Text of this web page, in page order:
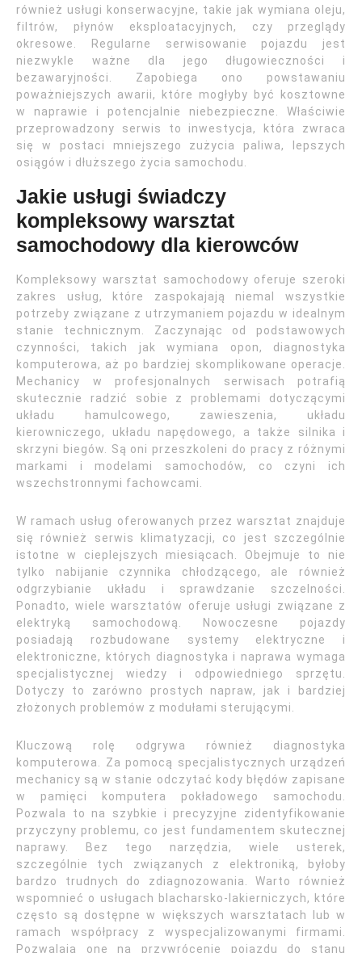
również usługi konserwacyjne, takie jak wymiana oleju,
filtrów, płynów eksploatacyjnych, czy przeglądy
okresowe. Regularne serwisowanie pojazdu jest
niezwykle ważne dla jego długowieczności i
bezawaryjności. Zapobiega ono powstawaniu
poważniejszych awarii, które mogłyby być kosztowne
w naprawie i potencjalnie niebezpieczne. Właściwie
przeprowadzony serwis to inwestycja, która zwraca
się w postaci mniejszego zużycia paliwa, lepszych
osiągów i dłuższego życia samochodu.
Jakie usługi świadczy
kompleksowy warsztat
samochodowy dla kierowców
Kompleksowy warsztat samochodowy oferuje szeroki
zakres usług, które zaspokajają niemal wszystkie
potrzeby związane z utrzymaniem pojazdu w idealnym
stanie technicznym. Zaczynając od podstawowych
czynności, takich jak wymiana opon, diagnostyka
komputerowa, aż po bardziej skomplikowane operacje.
Mechanicy w profesjonalnych serwisach potrafią
skutecznie radzić sobie z problemami dotyczącymi
układu hamulcowego, zawieszenia, układu
kierowniczego, układu napędowego, a także silnika i
skrzyni biegów. Są oni przeszkoleni do pracy z różnymi
markami i modelami samochodów, co czyni ich
wszechstronnymi fachowcami.
W ramach usług oferowanych przez warsztat znajduje
się również serwis klimatyzacji, co jest szczególnie
istotne w cieplejszych miesiącach. Obejmuje to nie
tylko nabijanie czynnika chłodzącego, ale również
odgrzybianie układu i sprawdzanie szczelności.
Ponadto, wiele warsztatów oferuje usługi związane z
elektryką samochodową. Nowoczesne pojazdy
posiadają rozbudowane systemy elektryczne i
elektroniczne, których diagnostyka i naprawa wymaga
specjalistycznej wiedzy i odpowiedniego sprzętu.
Dotyczy to zarówno prostych napraw, jak i bardziej
złożonych problemów z modułami sterującymi.
Kluczową rolę odgrywa również diagnostyka
komputerowa. Za pomocą specjalistycznych urządzeń
mechanicy są w stanie odczytać kody błędów zapisane
w pamięci komputera pokładowego samochodu.
Pozwala to na szybkie i precyzyjne zidentyfikowanie
przyczyny problemu, co jest fundamentem skutecznej
naprawy. Bez tego narzędzia, wiele usterek,
szczególnie tych związanych z elektroniką, byłoby
bardzo trudnych do zdiagnozowania. Warto również
wspomnieć o usługach blacharsko-lakierniczych, które
często są dostępne w większych warsztatach lub w
ramach współpracy z wyspecjalizowanymi firmami.
Pozwalają one na przywrócenie pojazdu do stanu